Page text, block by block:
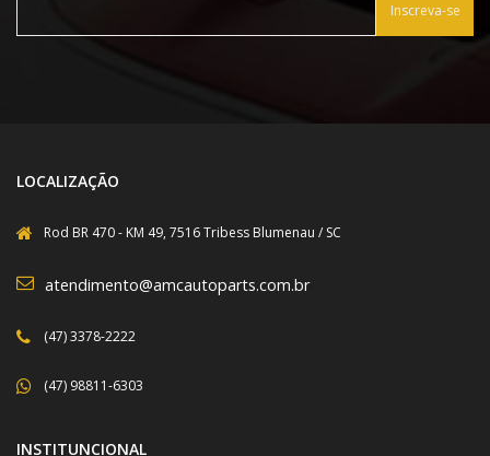
Inscreva-se
LOCALIZAÇÃO
Rod BR 470 - KM 49, 7516 Tribess Blumenau / SC
atendimento@amcautoparts.com.br
(47) 3378-2222
(47) 98811-6303
INSTITUNCIONAL